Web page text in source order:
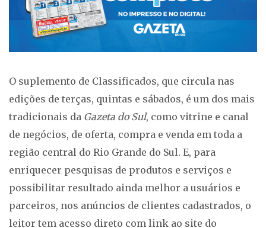
O suplemento de Classificados, que circula nas
edições de terças, quintas e sábados, é um dos mais
tradicionais da Gazeta do Sul, como vitrine e canal
de negócios, de oferta, compra e venda em toda a
região central do Rio Grande do Sul. E, para
enriquecer pesquisas de produtos e serviços e
possibilitar resultado ainda melhor a usuários e
parceiros, nos anúncios de clientes cadastrados, o
leitor tem acesso direto com link ao site do